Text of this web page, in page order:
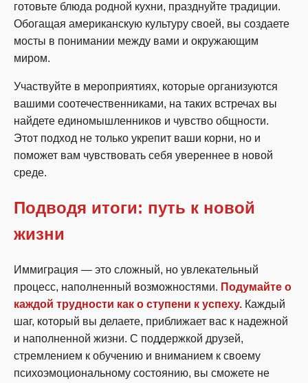
готовьте блюда родной кухни, празднуйте традиции.
Обогащая американскую культуру своей, вы создаете
мосты в понимании между вами и окружающим
миром.
Участвуйте в мероприятиях, которые организуются
вашими соотечественниками, на таких встречах вы
найдете единомышленников и чувство общности.
Этот подход не только укрепит ваши корни, но и
поможет вам чувствовать себя увереннее в новой
среде.
Подводя итоги: путь к новой
жизни
Иммиграция — это сложный, но увлекательный
процесс, наполненный возможностями. Подумайте о
каждой трудности как о ступени к успеху. Каждый
шаг, который вы делаете, приближает вас к надежной
и наполненной жизни. С поддержкой друзей,
стремлением к обучению и вниманием к своему
психоэмоциональному состоянию, вы сможете не